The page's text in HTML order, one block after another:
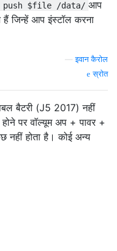
push $file /data/ आप
जिन्हें आप इंस्टॉल करना
—इवान कैरोल
स्रोत
बैटरी (J5 2017) नहीं
पर वॉल्यूम अप + पावर +
नहीं होता है। कोई अन्य